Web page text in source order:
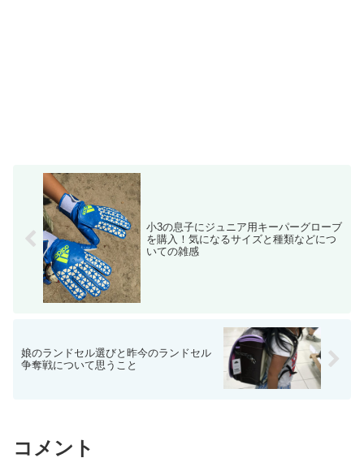
小3の息子にジュニア用キーパーグローブ
を購入！気になるサイズと種類などにつ
いての雑感
娘のランドセル選びと昨今のランドセル
争奪戦について思うこと
コメント